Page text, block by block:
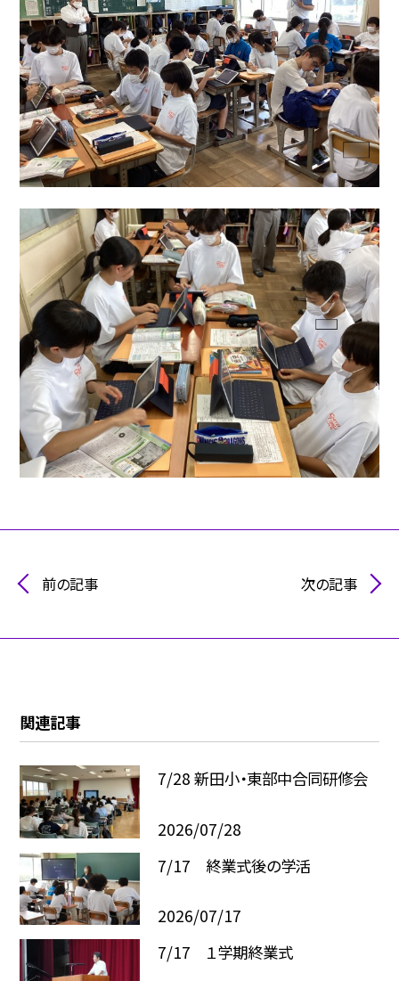
前の記事 次の記事
関連記事
7/28 新田小・東部中合同研修会
2026/07/28
7/17 終業式後の学活
2026/07/17
7/17 １学期終業式